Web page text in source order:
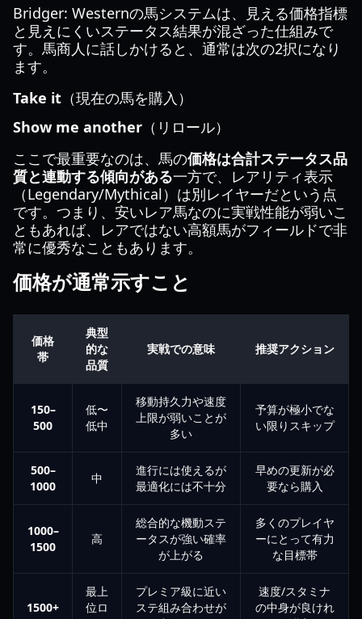
Bridger: Westernの馬システムは、見える価格指標
と見えにくいステータス結果が混ざった仕組みで
す。馬商人に話しかけると、通常は次の2択になり
ます。
Take it （現在の馬を購入）
Show me another （リロール）
ここで最重要なのは、馬の価格は合計ステータス品
質と連動する傾向がある一方で、レアリティ表示
（Legendary/Mythical）は別レイヤーだという点
です。つまり、安いレア馬なのに実戦性能が弱いこ
ともあれば、レアではない高額馬がフィールドで非
常に優秀なこともあります。
価格が通常示すこと
価格
帯
典型
的な
品質
実戦での意味 推奨アクション
150–
500
低〜
低中
移動持久力や速度
上限が弱いことが
多い
予算が極小でな
い限りスキップ
500–
1000
中
進行には使えるが
最適化には不十分
早めの更新が必
要なら購入
1000–
1500
高
総合的な機動ステ
ータスが強い確率
が上がる
多くのプレイヤ
ーにとって有力
な目標帯
1500+
最上
位ロ
プレミア級に近い
ステ組み合わせが
速度/スタミナ
の中身が良けれ